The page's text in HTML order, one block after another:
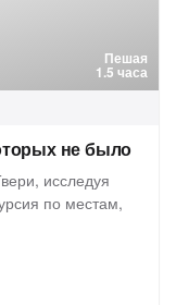
Пешая
1.5 часа
не было
исследуя
по местам,